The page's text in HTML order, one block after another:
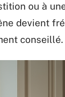
ou à
devient
conseillé.